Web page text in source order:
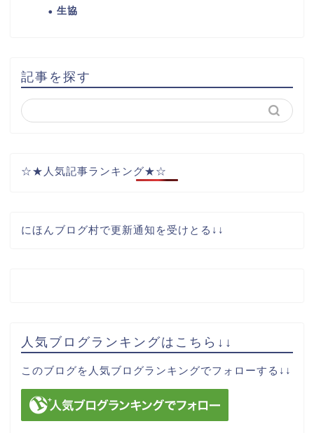
生協
記事を探す
☆★人気記事ランキング★☆
にほんブログ村で更新通知を受けとる↓↓
人気ブログランキングはこちら↓↓
このブログを人気ブログランキングでフォローする↓↓
お問い合わせ